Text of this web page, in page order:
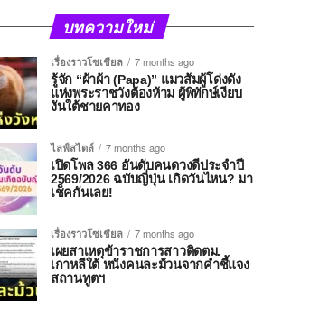
บทความใหม่
เรื่องราวโซเชียล
7 months ago
รู้จัก “ผ้าผ้า (Papa)” แมวส้มผู้โด่งดัง
แห่งพระราชวังต้องห้าม ผู้พิทักษ์เงียบ
งันใต้ชายคาทอง
ไลฟ์สไตล์
7 months ago
เปิดโพล 366 อันดับคนดวงดีประจำปี
2569/2026 ฉบับญี่ปุ่น เกิดวันไหน? มา
เช็คกันเลย!
เรื่องราวโซเชียล
7 months ago
เผยสาเหตุข้าราชการสาวติดตม.
เกาหลีใต้ หนังคนละม้วนจากคำชี้แจง
สถานทูตฯ